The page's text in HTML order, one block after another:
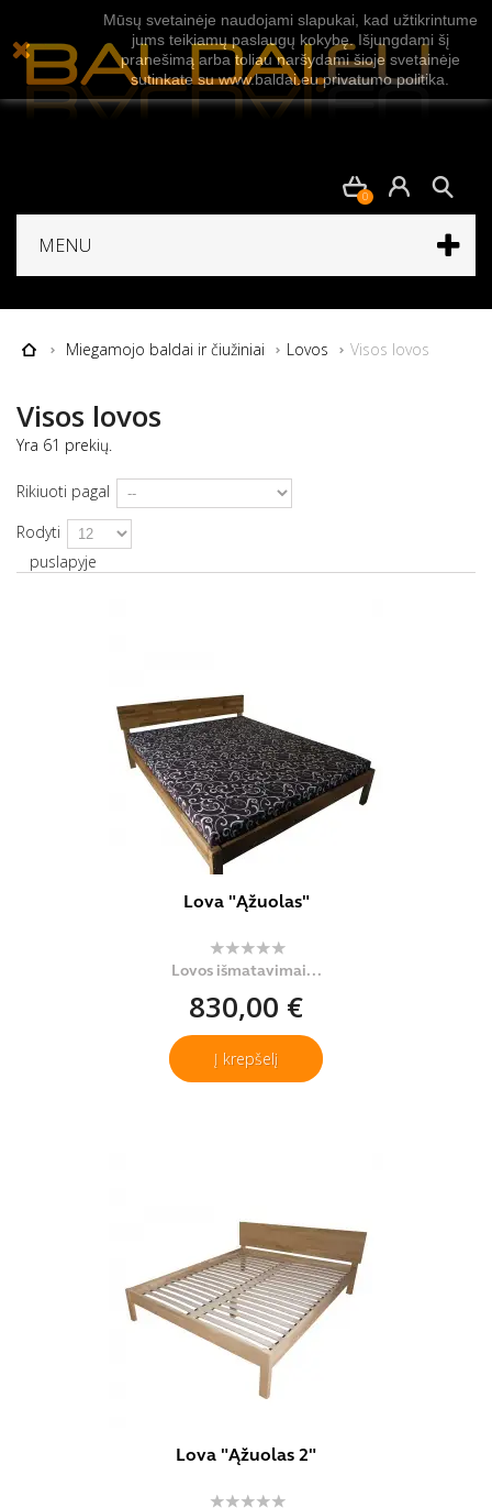
0
MENU
Miegamojo baldai ir čiužiniai Lovos Visos lovos
Visos lovos
Yra 61 prekių.
Rikiuoti pagal
Rodyti
puslapyje
Lova "Ąžuolas"
Lovos išmatavimai...
830,00 €
Į krepšelį
Lova "Ąžuolas 2"
Mūsų svetainėje naudojami slapukai, kad užtikrintume
jums teikiamų paslaugų kokybę. Išjungdami šį
pranešimą arba toliau naršydami šioje svetainėje
sutinkate su www.baldai.eu privatumo politika.